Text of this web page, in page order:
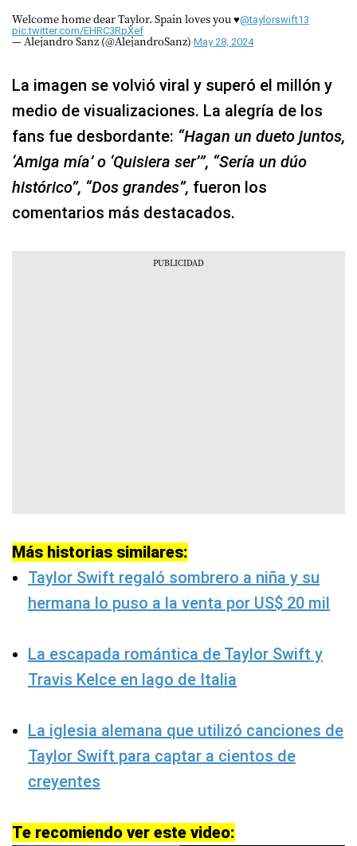
Welcome home dear Taylor. Spain loves you ♥️@taylorswift13
pic.twitter.com/EHRC3RpXef
— Alejandro Sanz (@AlejandroSanz) May 28, 2024
La imagen se volvió viral y superó el millón y
medio de visualizaciones. La alegría de los
fans fue desbordante: “Hagan un dueto juntos,
‘Amiga mía’ o ‘Quisiera ser’”, “Sería un dúo
histórico”, “Dos grandes”, fueron los
comentarios más destacados.
Más historias similares:
Taylor Swift regaló sombrero a niña y su
hermana lo puso a la venta por US$ 20 mil
La escapada romántica de Taylor Swift y
Travis Kelce en lago de Italia
La iglesia alemana que utilizó canciones de
Taylor Swift para captar a cientos de
creyentes
Te recomiendo ver este video: